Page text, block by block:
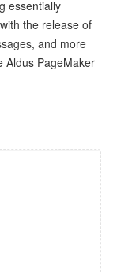
essentially
the release of
and more
Aldus PageMaker